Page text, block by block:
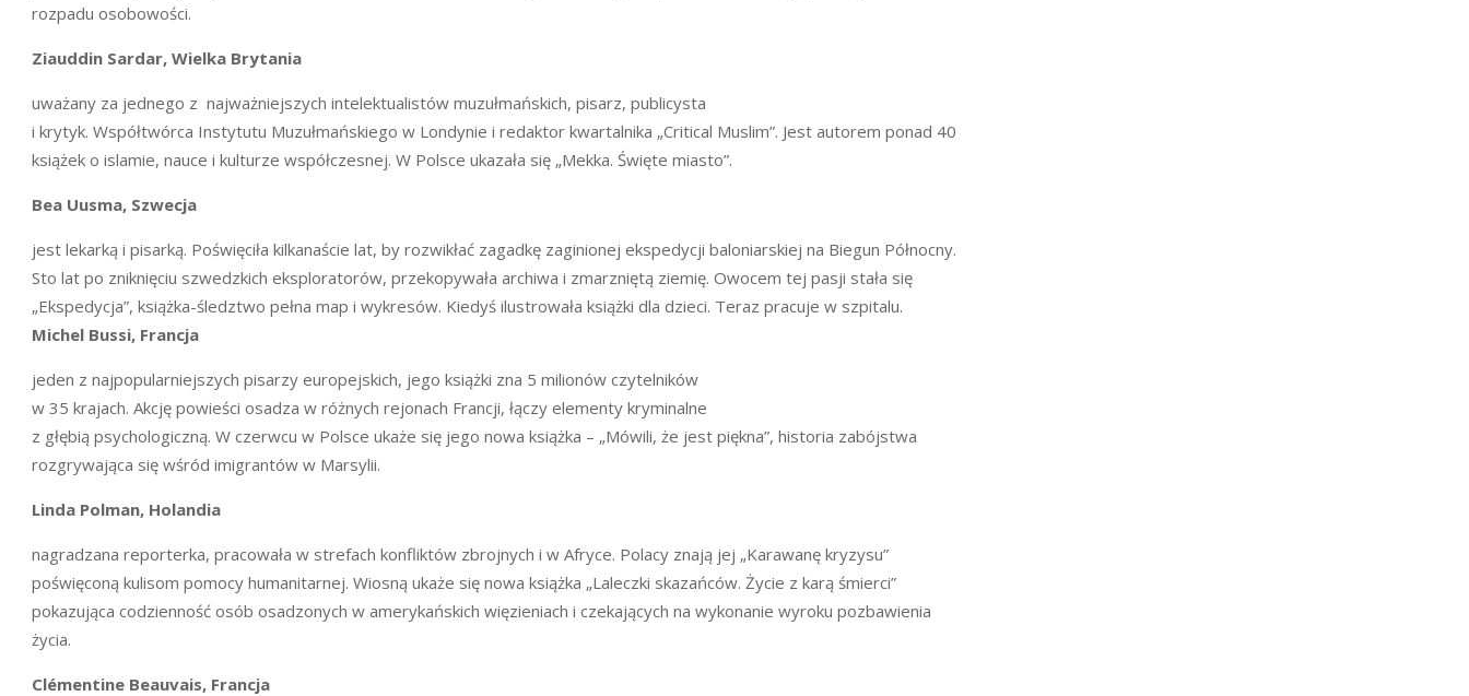
rozpadu osobowości.
Ziauddin Sardar, Wielka Brytania
uważany za jednego z najważniejszych intelektualistów muzułmańskich, pisarz, publicysta
i krytyk. Współtwórca Instytutu Muzułmańskiego w Londynie i redaktor kwartalnika „Critical Muslim”. Jest autorem ponad 40
książek o islamie, nauce i kulturze współczesnej. W Polsce ukazała się „Mekka. Święte miasto”.
Bea Uusma, Szwecja
jest lekarką i pisarką. Poświęciła kilkanaście lat, by rozwikłać zagadkę zaginionej ekspedycji baloniarskiej na Biegun Północny.
Sto lat po zniknięciu szwedzkich eksploratorów, przekopywała archiwa i zmarzniętą ziemię. Owocem tej pasji stała się
„Ekspedycja”, książka-śledztwo pełna map i wykresów. Kiedyś ilustrowała książki dla dzieci. Teraz pracuje w szpitalu.
Michel Bussi, Francja
jeden z najpopularniejszych pisarzy europejskich, jego książki zna 5 milionów czytelników
w 35 krajach. Akcję powieści osadza w różnych rejonach Francji, łączy elementy kryminalne
z głębią psychologiczną. W czerwcu w Polsce ukaże się jego nowa książka – „Mówili, że jest piękna”, historia zabójstwa
rozgrywająca się wśród imigrantów w Marsylii.
Linda Polman, Holandia
nagradzana reporterka, pracowała w strefach konfliktów zbrojnych i w Afryce. Polacy znają jej „Karawanę kryzysu”
poświęconą kulisom pomocy humanitarnej. Wiosną ukaże się nowa książka „Laleczki skazańców. Życie z karą śmierci”
pokazująca codzienność osób osadzonych w amerykańskich więzieniach i czekających na wykonanie wyroku pozbawienia
życia.
Clémentine Beauvais, Francja